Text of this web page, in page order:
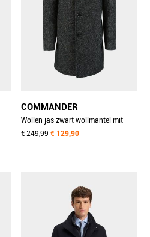
COMMANDER
Wollen jas zwart wollmantel mit
inlet 213013460/901
€ 249,99€ 129,90